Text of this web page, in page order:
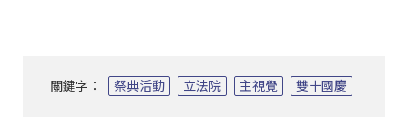
關鍵字： 祭典活動 立法院 主視覺 雙十國慶